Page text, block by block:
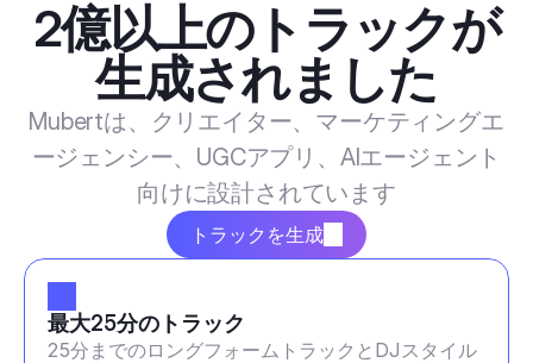
2億以上のトラックが
生成されました
Mubertは、クリエイター、マーケティングエ
ージェンシー、UGCアプリ、AIエージェント
向けに設計されています
トラックを生成
最大25分のトラック
25分までのロングフォームトラックとDJスタイル